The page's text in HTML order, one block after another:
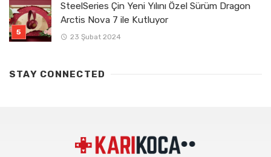
SteelSeries Çin Yeni Yılını Özel Sürüm Dragon
Arctis Nova 7 ile Kutluyor
23 Şubat 2024
STAY CONNECTED